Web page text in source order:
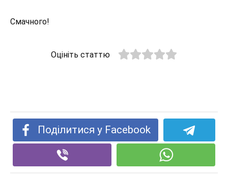
Смачного!
Оцініть статтю
Поділитися у Facebook